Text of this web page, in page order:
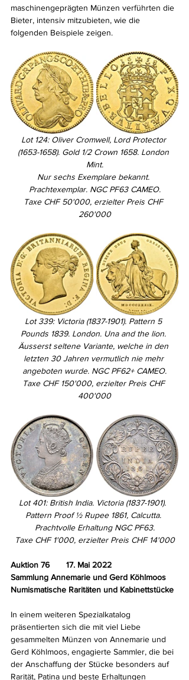
maschinengeprägten Münzen verführten die
Bieter, intensiv mitzubieten, wie die
folgenden Beispiele zeigen.
Lot 124: Oliver Cromwell, Lord Protector
(1653-1658). Gold 1/2 Crown 1658. London
Mint.
Nur sechs Exemplare bekannt.
Prachtexemplar. NGC PF63 CAMEO.
Taxe CHF 50'000, erzielter Preis CHF
260'000
Lot 339: Victoria (1837-1901). Pattern 5
Pounds 1839. London. Una and the lion.
Äusserst seltene Variante, welche in den
letzten 30 Jahren vermutlich nie mehr
angeboten wurde. NGC PF62+ CAMEO.
Taxe CHF 150'000, erzielter Preis CHF
400'000
Lot 401: British India. Victoria (1837-1901).
Pattern Proof ½ Rupee 1861, Calcutta.
Prachtvolle Erhaltung NGC PF63.
Taxe CHF 1'000, erzielter Preis CHF 14'000
Auktion 76       17. Mai 2022
Sammlung Annemarie und Gerd Köhlmoos
Numismatische Raritäten und Kabinettstücke
In einem weiteren Spezialkatalog
präsentierten sich die mit viel Liebe
gesammelten Münzen von Annemarie und
Gerd Köhlmoos, engagierte Sammler, die bei
der Anschaffung der Stücke besonders auf
Rarität, Patina und beste Erhaltungen